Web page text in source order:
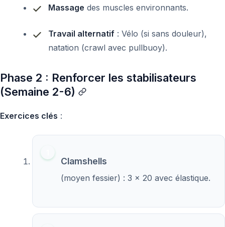
Massage des muscles environnants.
Travail alternatif : Vélo (si sans douleur),
natation (crawl avec pullbuoy).
Phase 2 : Renforcer les stabilisateurs
(Semaine 2-6)
Exercices clés :
Clamshells
(moyen fessier) : 3 x 20 avec élastique.